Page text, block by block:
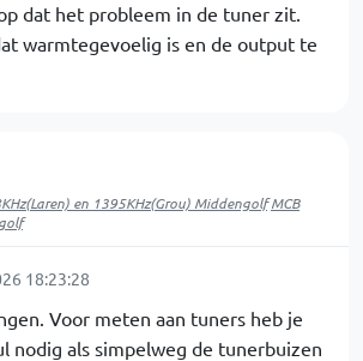
dat het probleem in de tuner zit.
warmtegevoelig is en de output te
en 1395KHz(Grou) Middengolf MCB
18:23:28
Voor meten aan tuners heb je
nodig als simpelweg de tunerbuizen